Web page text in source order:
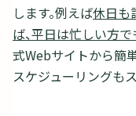
します。例えば休日も
ば、平日は忙しい方
式Webサイトから簡
スケジューリングも